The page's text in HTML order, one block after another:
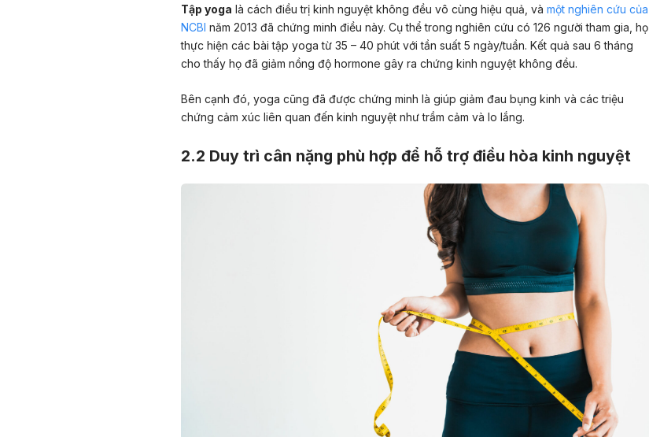
Tập yoga là cách điều trị kinh nguyệt không đều vô cùng hiệu quả, và một nghiên cứu của
NCBI năm 2013 đã chứng minh điều này. Cụ thể trong nghiên cứu có 126 người tham gia, họ
thực hiện các bài tập yoga từ 35 – 40 phút với tần suất 5 ngày/tuần. Kết quả sau 6 tháng
cho thấy họ đã giảm nồng độ hormone gây ra chứng kinh nguyệt không đều.
Bên cạnh đó, yoga cũng đã được chứng minh là giúp giảm đau bụng kinh và các triệu
chứng cảm xúc liên quan đến kinh nguyệt nhưtrầm cảm và lo lắng.
2.2 Duy trì cân nặng phù hợp để hỗ trợ điều hòa kinh nguyệt